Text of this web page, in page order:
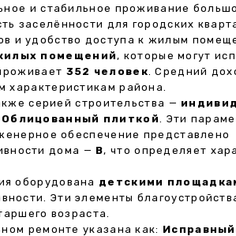
и стабильное проживание
заселённости для городских
и удобство доступа к жилым
помещений, которые могут
352 человек. Средний
характеристикам района.
серией строительства —
Облицованный плиткой. Эти
обеспечение представлено
дома — B, что определяет
оборудована детскими
Эти элементы
возраста.
ремонте указана как: Исправный